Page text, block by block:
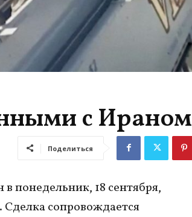
с Ираном
Поделиться
понедельник, 18 сентября,
сопровождается